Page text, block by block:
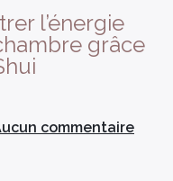
l’énergie
grâce
commentaire